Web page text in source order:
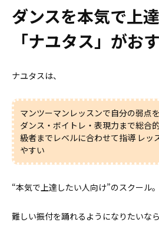
ダンスを本気で上
「ナユタス」がお
ナユタスは、
マンツーマンレッスンで自分の弱点
ダンス・ボイトレ・表現力まで総合
級者までレベルに合わせて指導 レッ
やすい
“本気で上達したい人向け”のスクール。
難しい振付を踊れるようになりたいなら